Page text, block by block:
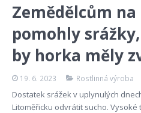
Zemědělcům
pomohly
by horka měly
19. 6. 2023 Rostlinná výroba
Dostatek srážek v uplynulých
Litoměřicku odvrátit sucho.